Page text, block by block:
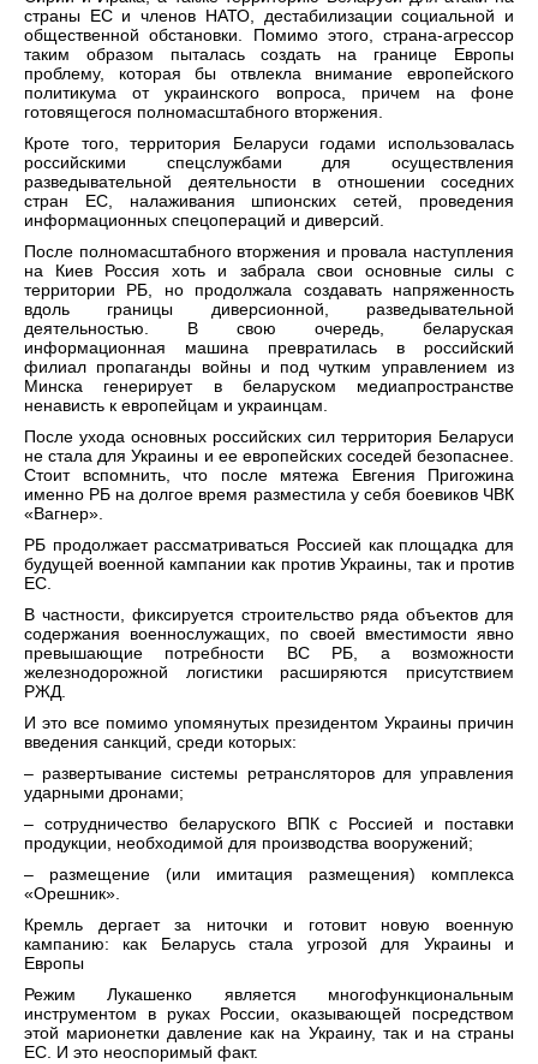
страны ЕС и членов НАТО, дестабилизации социальной и
общественной обстановки. Помимо этого, страна-агрессор
таким образом пыталась создать на границе Европы
проблему, которая бы отвлекла внимание европейского
политикума от украинского вопроса, причем на фоне
готовящегося полномасштабного вторжения.
Кроте того, территория Беларуси годами использовалась
российскими спецслужбами для осуществления
разведывательной деятельности в отношении соседних
стран ЕС, налаживания шпионских сетей, проведения
информационных спецопераций и диверсий.
После полномасштабного вторжения и провала наступления
на Киев Россия хоть и забрала свои основные силы с
территории РБ, но продолжала создавать напряженность
вдоль границы диверсионной, разведывательной
деятельностью. В свою очередь, беларуская
информационная машина превратилась в российский
филиал пропаганды войны и под чутким управлением из
Минска генерирует в беларуском медиапространстве
ненависть к европейцам и украинцам.
После ухода основных российских сил территория Беларуси
не стала для Украины и ее европейских соседей безопаснее.
Стоит вспомнить, что после мятежа Евгения Пригожина
именно РБ на долгое время разместила у себя боевиков ЧВК
«Вагнер».
РБ продолжает рассматриваться Россией как площадка для
будущей военной кампании как против Украины, так и против
ЕС.
В частности, фиксируется строительство ряда объектов для
содержания военнослужащих, по своей вместимости явно
превышающие потребности ВС РБ, а возможности
железнодорожной логистики расширяются присутствием
РЖД.
И это все помимо упомянутых президентом Украины причин
введения санкций, среди которых:
– развертывание системы ретрансляторов для управления
ударными дронами;
– сотрудничество беларуского ВПК с Россией и поставки
продукции, необходимой для производства вооружений;
– размещение (или имитация размещения) комплекса
«Орешник».
Кремль дергает за ниточки и готовит новую военную
кампанию: как Беларусь стала угрозой для Украины и
Европы
Режим Лукашенко является многофункциональным
инструментом в руках России, оказывающей посредством
этой марионетки давление как на Украину, так и на страны
ЕС. И это неоспоримый факт.